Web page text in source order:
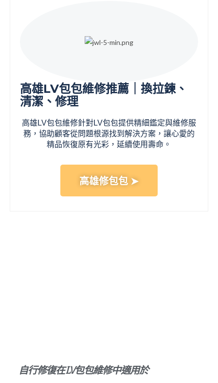
高雄LV包包維修推薦｜換拉鍊、
清潔、修理
高雄LV包包維修針對LV包包提供精細鑑定與維修服
務，協助顧客從問題根源找到解決方案，讓心愛的
精品恢復原有光彩，延續使用壽命。
高雄修包包 ➤
自行修復在LV包包維修中適用於